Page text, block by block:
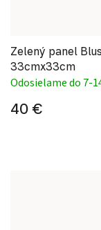
Zelený panel
33cmx33cm
Odosielame do 7-
40 €